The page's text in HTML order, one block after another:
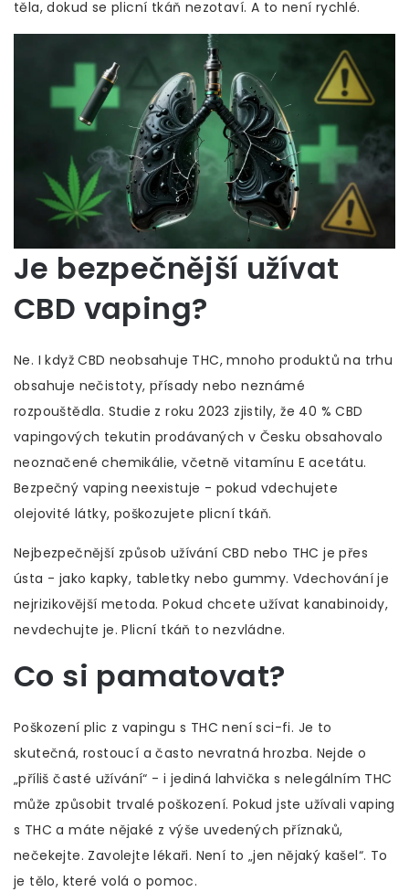
těla, dokud se plicní tkáň nezotaví. A to není rychlé.
Je bezpečnější užívat
CBD vaping?
Ne. I když CBD neobsahuje THC, mnoho produktů na trhu
obsahuje nečistoty, přísady nebo neznámé
rozpouštědla. Studie z roku 2023 zjistily, že 40 % CBD
vapingových tekutin prodávaných v Česku obsahovalo
neoznačené chemikálie, včetně vitamínu E acetátu.
Bezpečný vaping neexistuje - pokud vdechujete
olejovité látky, poškozujete plicní tkáň.
Nejbezpečnější způsob užívání CBD nebo THC je přes
ústa - jako kapky, tabletky nebo gummy. Vdechování je
nejrizikovější metoda. Pokud chcete užívat kanabinoidy,
nevdechujte je. Plicní tkáň to nezvládne.
Co si pamatovat?
Poškození plic z vapingu s THC není sci-fi. Je to
skutečná, rostoucí a často nevratná hrozba. Nejde o
„příliš časté užívání“ - i jediná lahvička s nelegálním THC
může způsobit trvalé poškození. Pokud jste užívali vaping
s THC a máte nějaké z výše uvedených příznaků,
nečekejte. Zavolejte lékaři. Není to „jen nějaký kašel“. To
je tělo, které volá o pomoc.